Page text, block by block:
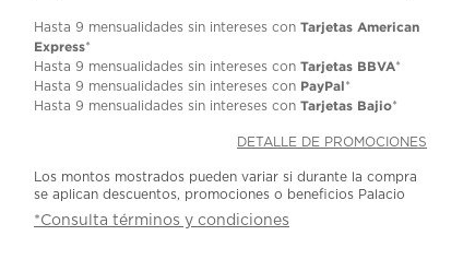
Hasta9 mensualidades sin intereses conTarjetas American
Express*
Hasta9 mensualidades sin intereses conTarjetas BBVA*
Hasta9 mensualidades sin intereses con PayPal*
Hasta9 mensualidades sin intereses conTarjetas Bajio*
DETALLE DE PROMOCIONES
Los montos mostrados pueden variar si durante la compra
se aplican descuentos, promociones o beneficios Palacio
*Consulta términos y condiciones